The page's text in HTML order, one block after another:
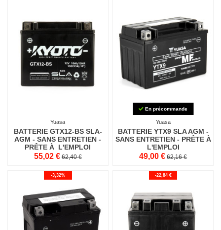
Yuasa
BATTERIE GTX12-BS SLA-
AGM - SANS ENTRETIEN -
PRÊTE À L'EMPLOI
55,02 € 62,40 €
En précommande
Yuasa
BATTERIE YTX9 SLA AGM -
SANS ENTRETIEN - PRÊTE À
L'EMPLOI
49,00 € 62,16 €
-3,32% -22,84 €